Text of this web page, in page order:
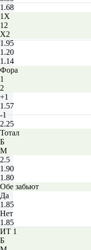
1.68
1X
12
X2
1.95
1.20
1.14
Фора
1
2
+1
1.57
-1
2.25
Тотал
Б
М
2.5
1.90
1.80
Обе забьют
Да
1.85
Нет
1.85
ИТ 1
Б